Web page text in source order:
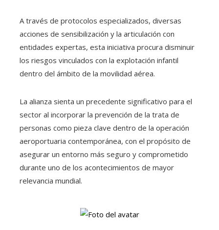
A través de protocolos especializados, diversas
acciones de sensibilización y la articulación con
entidades expertas, esta iniciativa procura disminuir
los riesgos vinculados con la explotación infantil
dentro del ámbito de la movilidad aérea.
La alianza sienta un precedente significativo para el
sector al incorporar la prevención de la trata de
personas como pieza clave dentro de la operación
aeroportuaria contemporánea, con el propósito de
asegurar un entorno más seguro y comprometido
durante uno de los acontecimientos de mayor
relevancia mundial.